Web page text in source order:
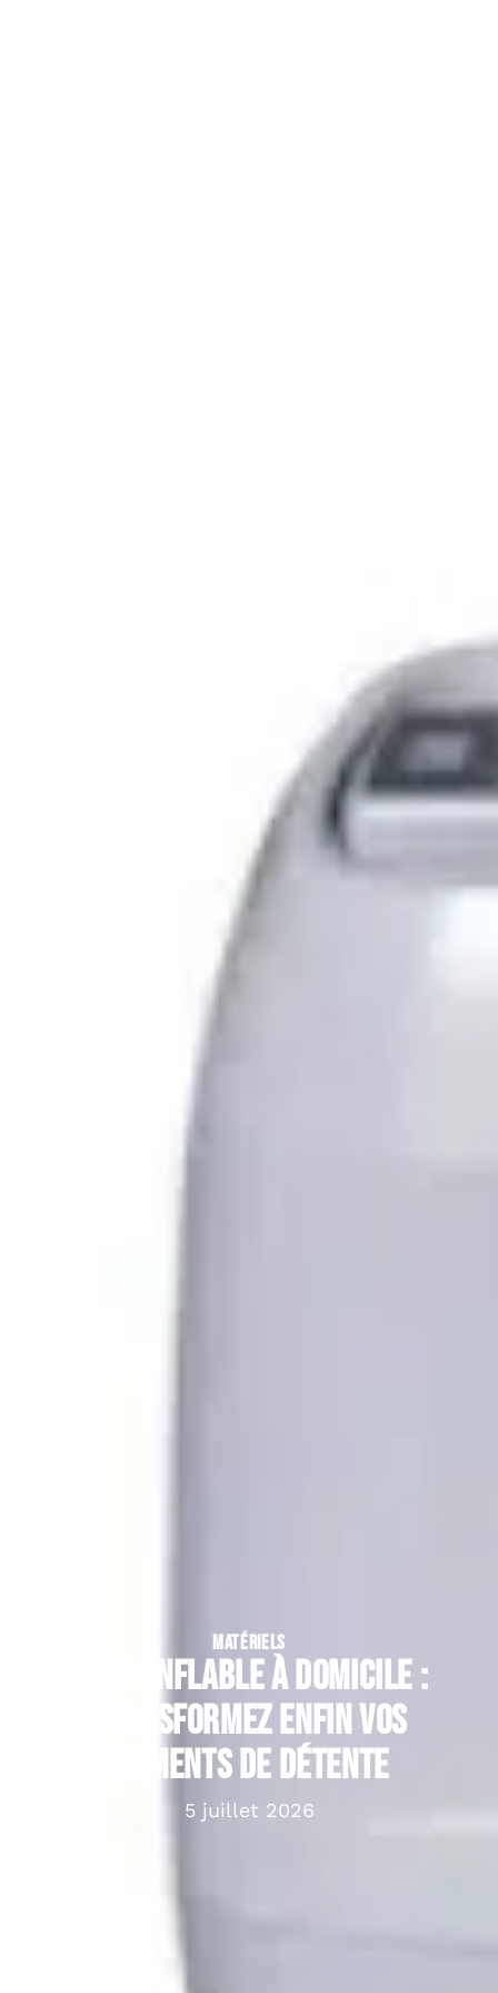
MATÉRIELS
Spa gonflable à domicile :
transformez enfin vos
moments de détente
5 juillet 2026